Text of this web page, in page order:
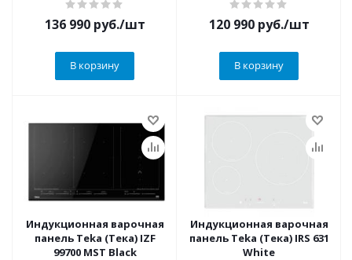
136 990руб./шт
В корзину
120 990руб./шт
В корзину
Индукционная варочная
панель Teka (Тека) IZF
99700 MST Black
Индукционная варочная
панель Teka (Тека) IRS 631
White